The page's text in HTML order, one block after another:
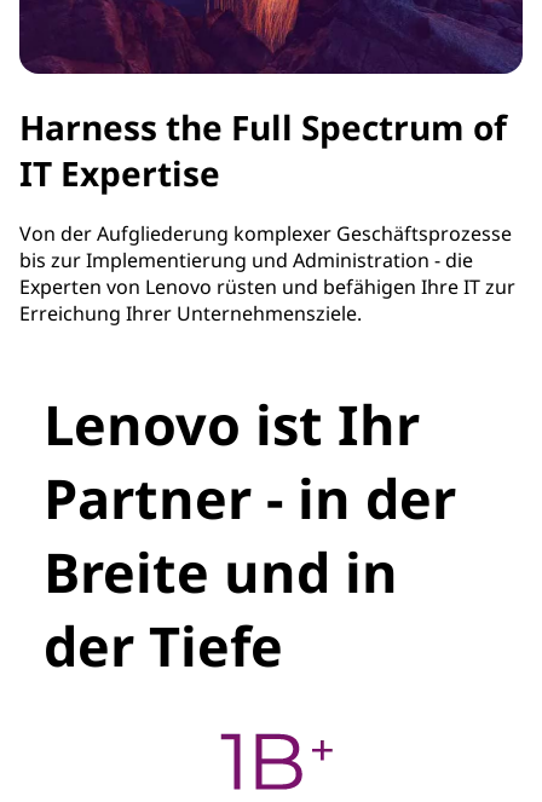
Harness the Full Spectrum of
IT Expertise
Von der Aufgliederung komplexer Geschäftsprozesse
bis zur Implementierung und Administration - die
Experten von Lenovo rüsten und befähigen Ihre IT zur
Erreichung Ihrer Unternehmensziele.
Lenovo ist Ihr
Partner - in der
Breite und in
der Tiefe